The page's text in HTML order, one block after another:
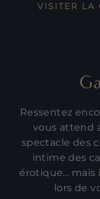
VISITER LA
Ressentez
vous attend
spectacle des
intime des
érotique...
lors de